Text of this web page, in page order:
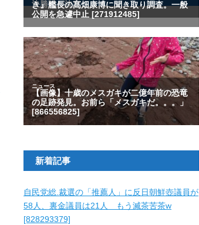
新着記事
自民党総.裁選の「推薦人」に反日朝鮮壺議員が
58人、裏金議員は21人 もう滅茶苦茶w
[828293379]